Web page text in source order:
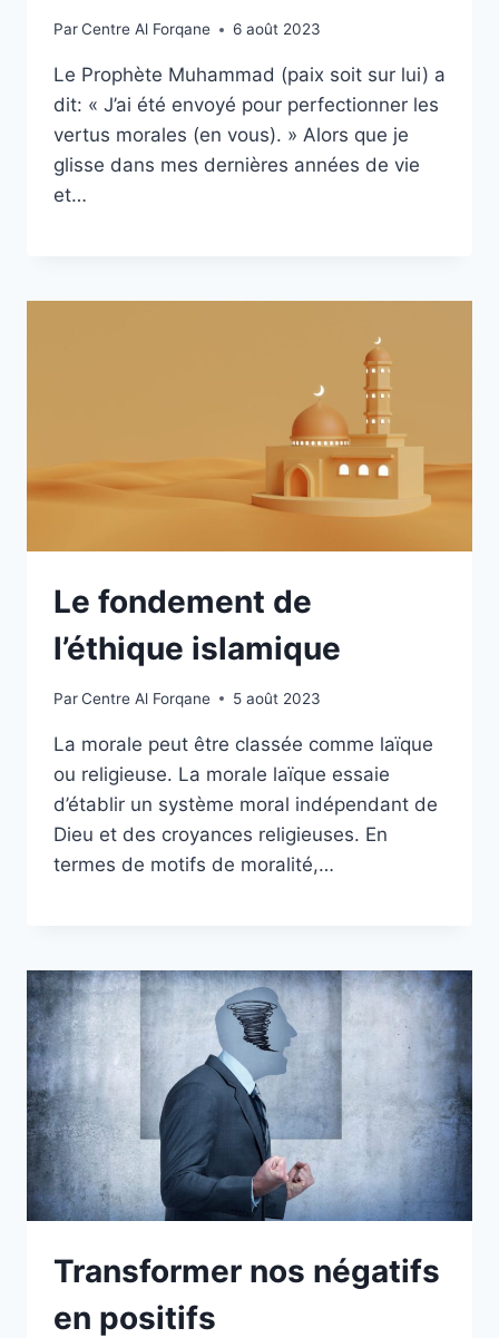
ParCentre Al Forqane 6 août 2023
Le Prophète Muhammad (paix soit sur lui) a
dit: « J’ai été envoyé pour perfectionner les
vertus morales (en vous). » Alors que je
glisse dans mes dernières années de vie
et…
Le fondement de
l’éthique islamique
ParCentre Al Forqane 5 août 2023
La morale peut être classée comme laïque
ou religieuse. La morale laïque essaie
d’établir un système moral indépendant de
Dieu et des croyances religieuses. En
termes de motifs de moralité,…
Transformer nos négatifs
en positifs